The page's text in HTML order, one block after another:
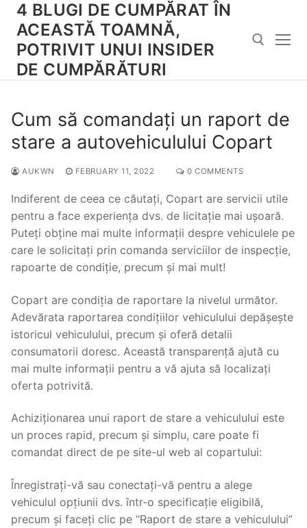
Skip
content
4 BLUGI DE CUMPĂRAT ÎN
ACEASTĂ TOAMNĂ,
POTRIVIT UNUI INSIDER
DE CUMPĂRĂTURI
Cum să comandați un raport de
stare a autovehiculului Copart
AUKWN FEBRUARY 11, 2022 0 COMMENTS
Indiferent de ceea ce căutați, Copart are servicii utile
pentru a face experiența dvs. de licitație mai ușoară.
Puteți obține mai multe informații despre vehiculele pe
care le solicitați prin comanda serviciilor de inspecție,
rapoarte de condiție, precum și mai mult!
Copart are condiția de raportare la nivelul următor.
Adevărata raportarea condițiilor vehiculului depășește
istoricul vehiculului, precum și oferă detalii
consumatorii doresc. Această transparență ajută cu
mai multe informații pentru a vă ajuta să localizați
oferta potrivită.
Achiziționarea unui raport de stare a vehiculului este
un proces rapid, precum și simplu, care poate fi
comandat direct de pe site-ul web al copartului:
Înregistrați-vă sau conectați-vă pentru a alege
vehiculul opțiunii dvs. într-o specificație eligibilă,
precum și faceți clic pe “Raport de stare a vehiculului”